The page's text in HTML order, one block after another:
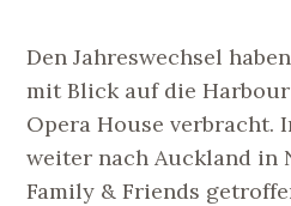
Den Jahreswechsel
mit Blick auf die
Opera House verbracht.
weiter nach Auckland in
Family & Friends